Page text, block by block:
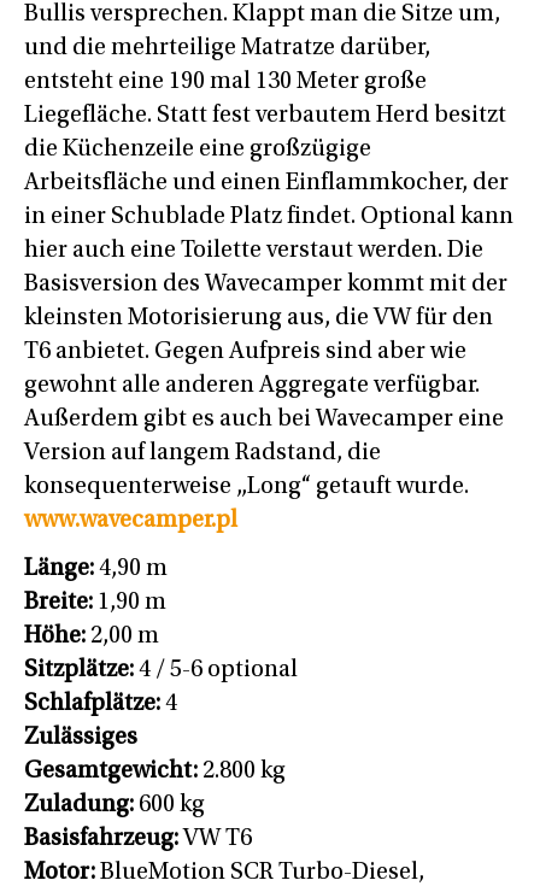
Bullis versprechen. Klappt man die Sitze um,
und die mehrteilige Matratze darüber,
entsteht eine 190 mal 130 Meter große
Liegefläche. Statt fest verbautem Herd besitzt
die Küchenzeile eine großzügige
Arbeitsfläche und einen Einflammkocher, der
in einer Schublade Platz findet. Optional kann
hier auch eine Toilette verstaut werden. Die
Basisversion des Wavecamper kommt mit der
kleinsten Motorisierung aus, die VW für den
T6 anbietet. Gegen Aufpreis sind aber wie
gewohnt alle anderen Aggregate verfügbar.
Außerdem gibt es auch bei Wavecamper eine
Version auf langem Radstand, die
konsequenterweise „Long“ getauft wurde.
www.wavecamper.pl
Länge: 4,90 m
Breite: 1,90 m
Höhe: 2,00 m
Sitzplätze: 4 / 5-6 optional
Schlafplätze: 4
Zulässiges
Gesamtgewicht: 2.800 kg
Zuladung: 600 kg
Basisfahrzeug: VW T6
Motor: BlueMotion SCR Turbo-Diesel,